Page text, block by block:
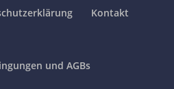
Kontakt
und AGBs